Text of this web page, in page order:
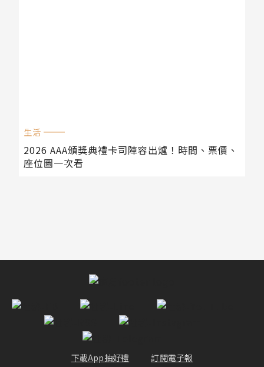
生活
2026 AAA頒獎典禮卡司陣容出爐！時間、票價、
座位圖一次看
下載App抽好禮 訂閱電子報